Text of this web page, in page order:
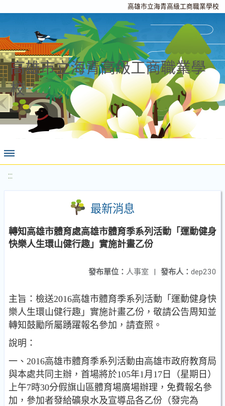
高雄市立海青高級工商職業學校
高雄市立海青高級工商職業學
校
:::
最新消息
轉知高雄市體育處高雄市體育季系列活動「運動健身
快樂人生環山健行趣」實施計畫乙份
發布人： dep230
發布單位： 人事室 |
主旨：檢送2016高雄市體育季系列活動「運動健身快
樂人生環山健行趣」實施計畫乙份，敬請公告周知並
轉知鼓勵所屬踴躍報名參加，請查照。
說明：
一、2016高雄市體育季系列活動由高雄市政府教育局
與本處共同主辦，首場將於105年1月17日（星期日）
上午7時30分假旗山區體育場廣場辦理，免費報名參
加，參加者發給礦泉水及宣導品各乙份（發完為